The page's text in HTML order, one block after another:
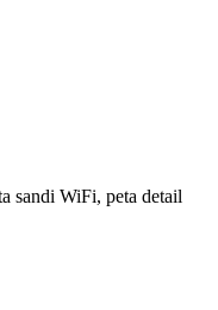
sandi WiFi, peta detail